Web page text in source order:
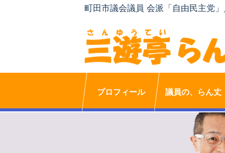
町田市議会議員 会派「自由民主党
プロフィール 議員の、らん丈